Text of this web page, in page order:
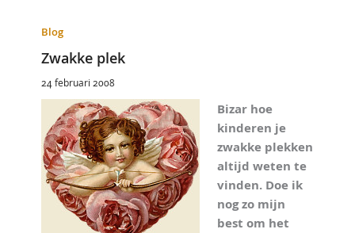
Blog
Zwakke plek
24 februari 2008
Bizar hoe
kinderen je
zwakke plekken
altijd weten te
vinden. Doe ik
nog zo mijn
best om het